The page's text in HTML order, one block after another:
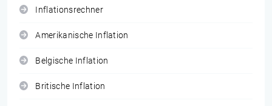
Inflationsrechner
Amerikanische Inflation
Belgische Inflation
Britische Inflation